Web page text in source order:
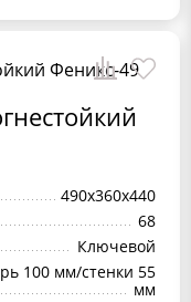
490х360х440
68
Ключевой
100 мм/стенки 55
мм